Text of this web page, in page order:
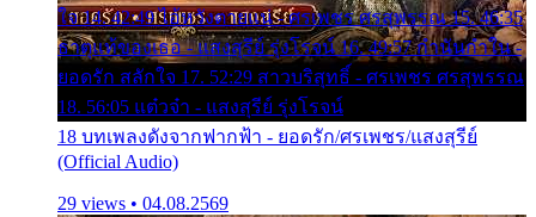
ใจ 14. 42:49 ไอ้หวังตายแน่ - ศรเพชร ศรสุพรรณ 15. 46:35
ธาตุแท้ของเธอ - แสงสุรีย์ รุ่งโรจน์ 16. 49:57 กำนันกำใน -
ยอดรัก สลักใจ 17. 52:29 สาวบริสุทธิ์ - ศรเพชร ศรสุพรรณ
18. 56:05 แต๋วจ๋า - แสงสุรีย์ รุ่งโรจน์
18 บทเพลงดังจากฟากฟ้า - ยอดรัก/ศรเพชร/แสงสุรีย์
(Official Audio)
29 views • 04.08.2569